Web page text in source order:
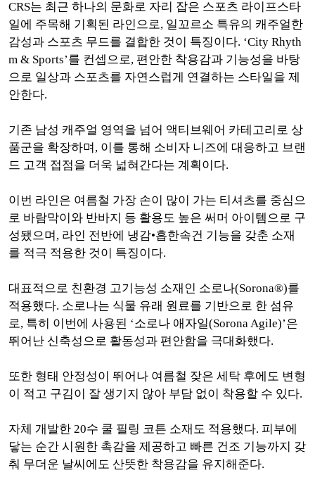
CRS는 최근 하나의 문화로 자리 잡은 스포츠 라이프스타
일에 주목해 기획된 라인으로, 일꼬르소 특유의 캐주얼한
감성과 스포츠 무드를 결합한 것이 특징이다. ‘City Rhyth
m & Sports’를 컨셉으로, 편안한 착용감과 기능성을 바탕
으로 일상과 스포츠를 자연스럽게 연결하는 스타일을 제
안한다.
기존 남성 캐주얼 영역을 넘어 액티브웨어 카테고리로 상
품군을 확장하며, 이를 통해 소비자 니즈에 대응하고 브랜
드 고객 접점을 더욱 넓혀간다는 계획이다.
이번 라인은 여름철 가장 손이 많이 가는 티셔츠를 중심으
로 바람막이와 반바지 등 활용도 높은 써머 아이템으로 구
성됐으며, 라인 전반에 냉감•흡한속건 기능을 갖춘 소재
를 적극 적용한 것이 특징이다.
대표적으로 친환경 고기능성 소재인 소로나(Sorona®)를
적용했다. 소로나는 식물 유래 원료를 기반으로 한 섬유
로, 특히 이번에 사용된 ‘소로나 애자일(Sorona Agile)’은
뛰어난 신축성으로 활동성과 편안함을 극대화했다.
또한 형태 안정성이 뛰어나 여름철 잦은 세탁 후에도 변형
이 적고 구김이 잘 생기지 않아 부담 없이 착용할 수 있다.
자체 개발한 20수 쿨 필링 코튼 소재도 적용했다. 피부에
닿는 순간 시원한 촉감을 제공하고 빠른 건조 기능까지 갖
춰 무더운 날씨에도 산뜻한 착용감을 유지해준다.